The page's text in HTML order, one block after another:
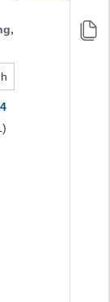
lượng đơn đặt